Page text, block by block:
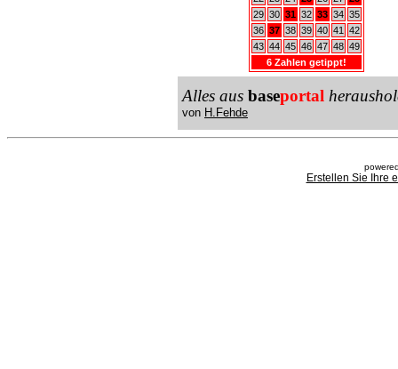
29 30 31 32 33 34 35
36 37 38 39 40 41
42
43 44 45 46 47 48 49
6 Zahlen getippt!
Alles aus baseportal
von H.Fehde
Erstellen Sie Ihre